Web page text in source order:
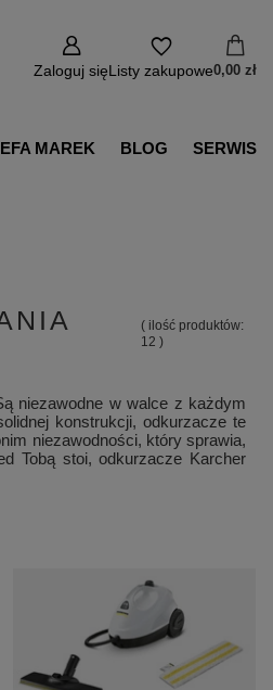
Zaloguj sięListy zakupowe0,00 zł
MAREK BLOG SERWIS
( ilość produktów:
12 )
niezawodne w walce z każdym
konstrukcji, odkurzacze te
niezawodności, który sprawia,
Tobą stoi, odkurzacze Karcher